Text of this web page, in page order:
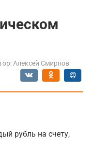
Алексей Смирнов
рубль на счету,